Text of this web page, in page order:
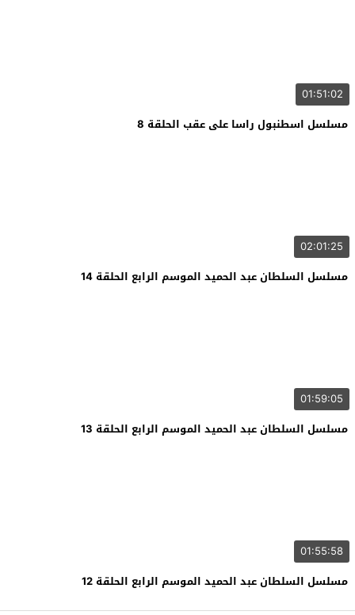
01:51:02
مسلسل اسطنبول راسا على عقب الحلقة 8
02:01:25
مسلسل السلطان عبد الحميد الموسم الرابع الحلقة 14
01:59:05
مسلسل السلطان عبد الحميد الموسم الرابع الحلقة 13
01:55:58
مسلسل السلطان عبد الحميد الموسم الرابع الحلقة 12